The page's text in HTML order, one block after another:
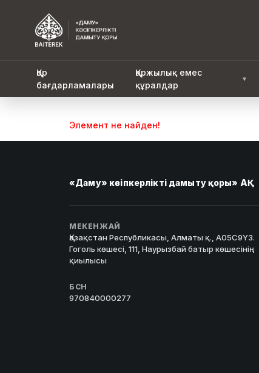
Қор
бағдарламалары
Қаржылық емес
құралдар
▼
Элемент не найден!
«Даму» кәсіпкерлікті дамыту қоры» АҚ
МЕКЕНЖАЙ
Қазақстан Республикасы, Алматы қ., A05C9Y3.
Гоголь көшесі, 111, Наурызбай батыр көшесінің
қиылысы
БСН
970840000277